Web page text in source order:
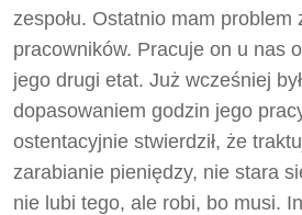
zespołu. Ostatnio mam problem
pracowników. Pracuje on u nas
jego drugi etat. Już wcześniej
dopasowaniem godzin jego
ostentacyjnie stwierdził, że
zarabianie pieniędzy, nie stara
nie lubi tego, ale robi, bo musi.